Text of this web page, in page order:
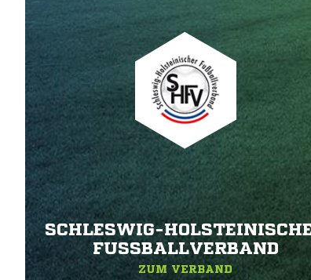
SCHLESWIG-
FUSSBALLVERBAND
ZUM VERBAND